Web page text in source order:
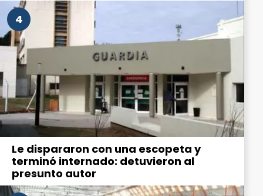
4
Le dispararon con una escopeta y
terminó internado: detuvieron al
presunto autor